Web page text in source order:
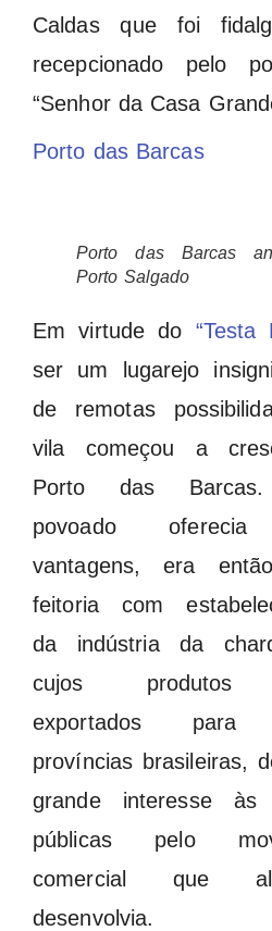
Caldas que foi
recepcionado pelo
“Senhor da Casa
Porto das Barcas
Porto das Barcas
Porto Salgado
Em virtude do “Testa
ser um lugarejo
de remotas
vila começou a
Porto das
povoado
vantagens, era
feitoria com
da indústria da
cujos produtos
exportados para
províncias brasileiras,
grande interesse às
públicas pelo
comercial que
desenvolvia.